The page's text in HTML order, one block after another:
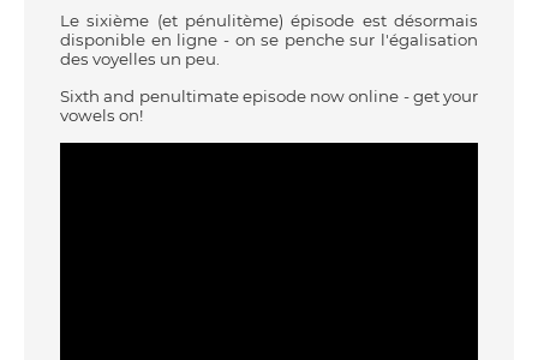
Le sixième (et pénulitème) épisode est désormais
disponible en ligne - on se penche sur l'égalisation
des voyelles un peu.
Sixth and penultimate episode now online - get your
vowels on!